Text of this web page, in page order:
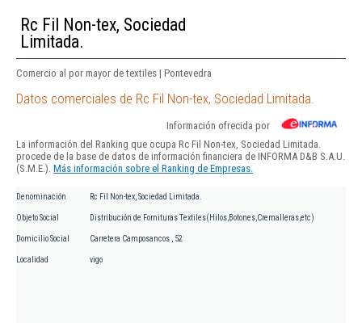
Rc Fil Non-tex, Sociedad
Limitada.
Comercio al por mayor de textiles | Pontevedra
Datos comerciales de Rc Fil Non-tex, Sociedad Limitada.
Información ofrecida por
La información del Ranking que ocupa Rc Fil Non-tex, Sociedad Limitada.
procede de la base de datos de información financiera de INFORMA D&B S.A.U.
(S.M.E.). Más información sobre el Ranking de Empresas.
Denominación Rc Fil Non-tex, Sociedad Limitada.
Objeto Social Distribución de Fornituras Textiles(Hilos,Botones,Cremalleras,etc)
Domicilio Social Carretera Camposancos , 52
Localidad vigo